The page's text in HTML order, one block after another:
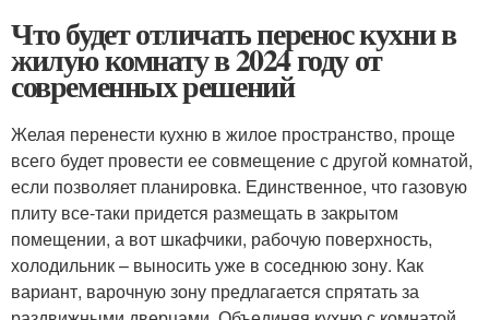
Что будет отличать перенос кухни в
жилую комнату в 2024 году от
современных решений
Желая перенести кухню в жилое пространство, проще
всего будет провести ее совмещение с другой комнатой,
если позволяет планировка. Единственное, что газовую
плиту все-таки придется размещать в закрытом
помещении, а вот шкафчики, рабочую поверхность,
холодильник – выносить уже в соседнюю зону. Как
вариант, варочную зону предлагается спрятать за